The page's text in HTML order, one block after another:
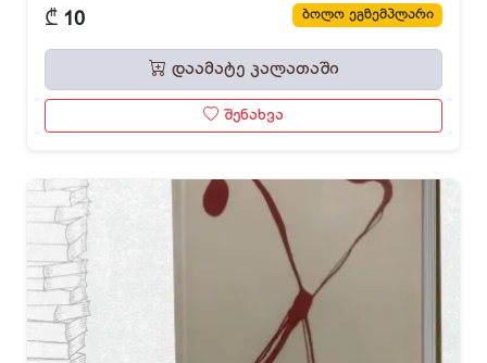
₾ 10 ბოლო ეგზემპლარი
დაამატე კალათაში
შენახვა